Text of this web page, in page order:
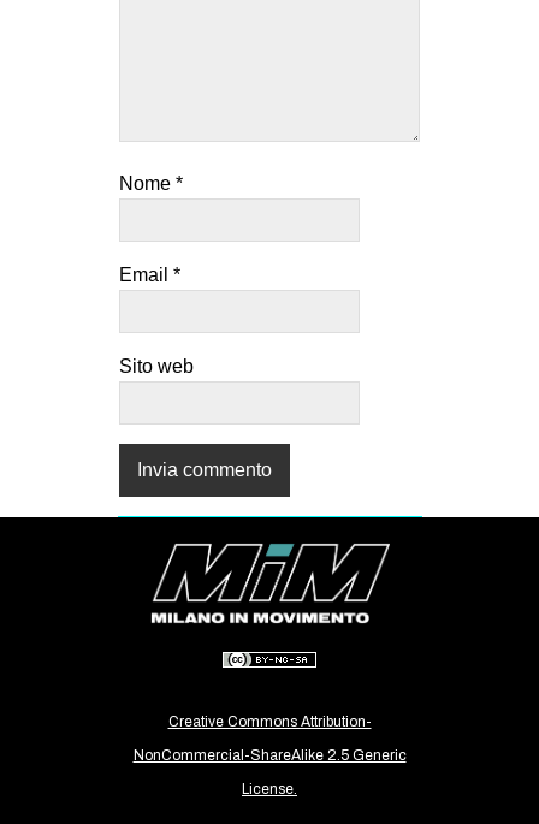
Nome *
Email *
Sito web
Creative Commons Attribution-
NonCommercial-ShareAlike 2.5 Generic
License.